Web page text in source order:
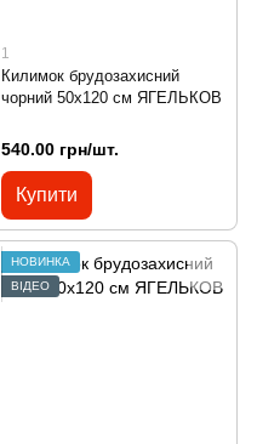
1
Килимок брудозахисний
чорний 50х120 см ЯГЕЛЬКОВ
540.00 грн/шт.
Купити
НОВИНКА
ВІДЕО